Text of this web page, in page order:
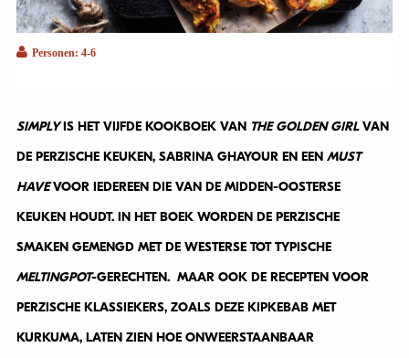
Personen: 4-6
SIMPLYIS HET VIJFDE KOOKBOEK VAN THE GOLDEN GIRLVAN
DE PERZISCHE KEUKEN, SABRINA GHAYOUR EN EEN MUST
HAVEVOOR IEDEREEN DIE VAN DE MIDDEN-OOSTERSE
KEUKEN HOUDT. IN HET BOEK WORDEN DE PERZISCHE
SMAKEN GEMENGD MET DE WESTERSE TOT TYPISCHE
MELTINGPOT-GERECHTEN. MAAR OOK DE RECEPTEN VOOR
PERZISCHE KLASSIEKERS, ZOALS DEZE KIPKEBAB MET
KURKUMA, LATEN ZIEN HOE ONWEERSTAANBAAR